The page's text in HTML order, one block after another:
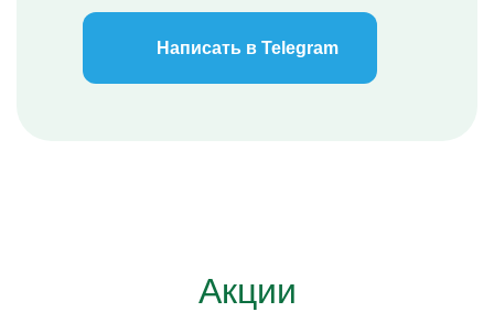
Написать в Telegram
Акции